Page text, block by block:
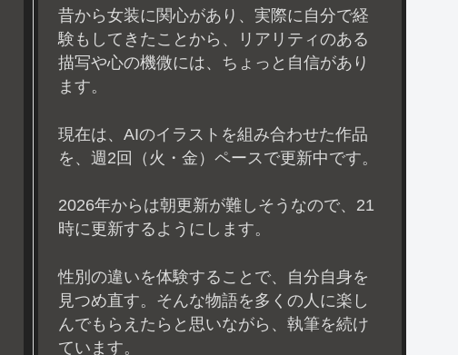
昔から女装に関心があり、実際に自分で経
験もしてきたことから、リアリティのある
描写や心の機微には、ちょっと自信があり
ます。
現在は、AIのイラストを組み合わせた作品
を、週2回（火・金）ペースで更新中です。
2026年からは朝更新が難しそうなので、21
時に更新するようにします。
性別の違いを体験することで、自分自身を
見つめ直す。そんな物語を多くの人に楽し
んでもらえたらと思いながら、執筆を続け
ています。